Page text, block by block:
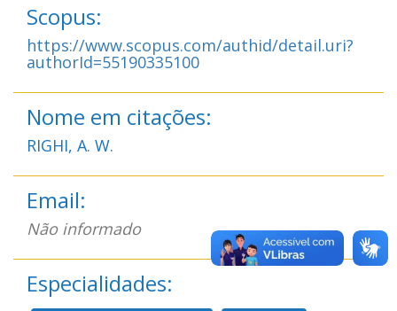
Scopus:
https://www.scopus.com/authid/detail.uri?
authorId=55190335100
Nome em citações:
RIGHI, A. W.
Email:
Não informado
Especialidades: